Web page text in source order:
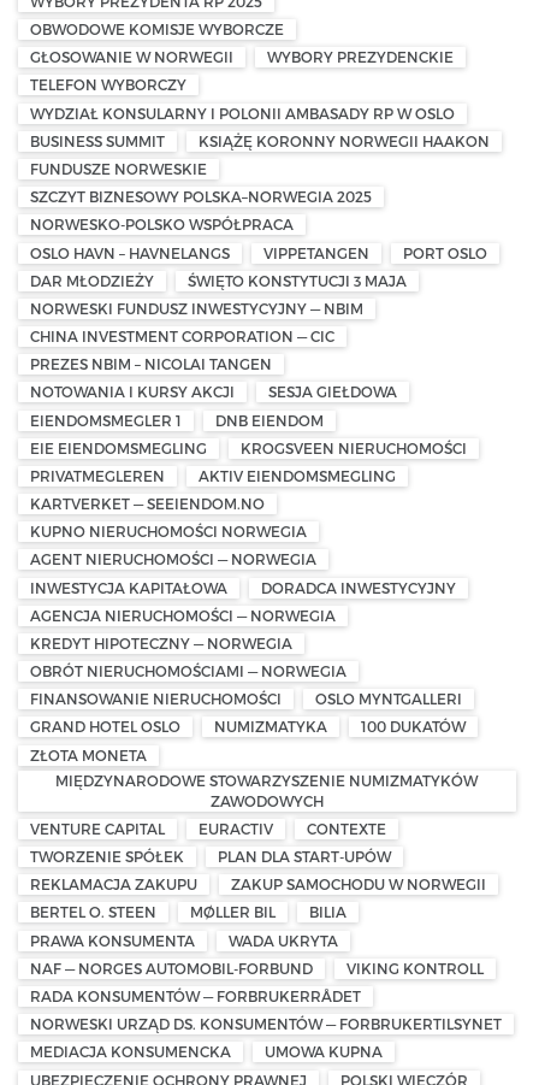
OBWODOWE KOMISJE WYBORCZE
GŁOSOWANIE W NORWEGII
WYBORY PREZYDENCKIE
TELEFON WYBORCZY
WYDZIAŁ KONSULARNY I POLONII AMBASADY RP W OSLO
BUSINESS SUMMIT
KSIĄŻĘ KORONNY NORWEGII HAAKON
FUNDUSZE NORWESKIE
SZCZYT BIZNESOWY POLSKA–NORWEGIA 2025
NORWESKO-POLSKO WSPÓŁPRACA
OSLO HAVN – HAVNELANGS
VIPPETANGEN
PORT OSLO
DAR MŁODZIEŻY
ŚWIĘTO KONSTYTUCJI 3 MAJA
NORWESKI FUNDUSZ INWESTYCYJNY — NBIM
CHINA INVESTMENT CORPORATION — CIC
PREZES NBIM – NICOLAI TANGEN
NOTOWANIA I KURSY AKCJI
SESJA GIEŁDOWA
EIENDOMSMEGLER 1
DNB EIENDOM
EIE EIENDOMSMEGLING
KROGSVEEN NIERUCHOMOŚCI
PRIVATMEGLEREN
AKTIV EIENDOMSMEGLING
KARTVERKET — SEEIENDOM.NO
KUPNO NIERUCHOMOŚCI NORWEGIA
AGENT NIERUCHOMOŚCI — NORWEGIA
INWESTYCJA KAPITAŁOWA
DORADCA INWESTYCYJNY
AGENCJA NIERUCHOMOŚCI — NORWEGIA
KREDYT HIPOTECZNY — NORWEGIA
OBRÓT NIERUCHOMOŚCIAMI — NORWEGIA
FINANSOWANIE NIERUCHOMOŚCI
OSLO MYNTGALLERI
GRAND HOTEL OSLO
NUMIZMATYKA
100 DUKATÓW
ZŁOTA MONETA
MIĘDZYNARODOWE STOWARZYSZENIE NUMIZMATYKÓW
ZAWODOWYCH
VENTURE CAPITAL
EURACTIV
CONTEXTE
TWORZENIE SPÓŁEK
PLAN DLA START-UPÓW
REKLAMACJA ZAKUPU
ZAKUP SAMOCHODU W NORWEGII
BERTEL O. STEEN
MØLLER BIL
BILIA
PRAWA KONSUMENTA
WADA UKRYTA
NAF — NORGES AUTOMOBIL-FORBUND
VIKING KONTROLL
RADA KONSUMENTÓW — FORBRUKERRÅDET
NORWESKI URZĄD DS. KONSUMENTÓW — FORBRUKERTILSYNET
MEDIACJA KONSUMENCKA
UMOWA KUPNA
UBEZPIECZENIE OCHRONY PRAWNEJ
POLSKI WIECZÓR